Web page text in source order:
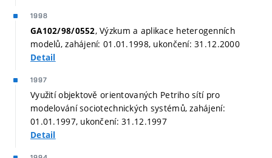
1998
GA102/98/0552, Výzkum a aplikace heterogenních
modelů, zahájení: 01.01.1998, ukončení: 31.12.2000
Detail
1997
Využití objektově orientovaných Petriho sítí pro
modelování sociotechnických systémů, zahájení:
01.01.1997, ukončení: 31.12.1997
Detail